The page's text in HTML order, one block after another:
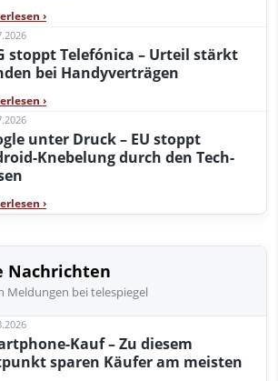
›
stoppt Telefónica – Urteil stärkt
bei Handyverträgen
›
unter Druck – EU stoppt
Knebelung durch den Tech-
›
Nachrichten
Meldungen bei telespiegel
Kauf – Zu diesem
sparen Käufer am meisten